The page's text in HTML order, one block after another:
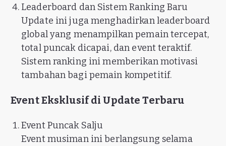
Leaderboard dan Sistem Ranking Baru
Update ini juga menghadirkan leaderboard
global yang menampilkan pemain tercepat,
total puncak dicapai, dan event teraktif.
Sistem ranking ini memberikan motivasi
tambahan bagi pemain kompetitif.
Event Eksklusif di Update Terbaru
Event Puncak Salju
Event musiman ini berlangsung selama